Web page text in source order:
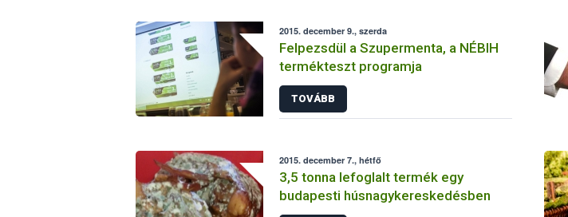
2015. december 9., szerda
Felpezsdül a Szupermenta, a NÉBIH
termékteszt programja
TOVÁBB
2015. december 7., hétfő
3,5 tonna lefoglalt termék egy
budapesti húsnagykereskedésben